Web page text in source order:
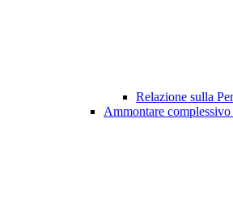
Relazione sulla
Ammontare